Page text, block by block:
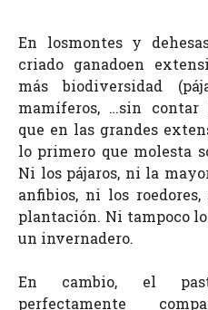
En losmontes y
criado ganadoen
más biodiversidad
mamíferos, …sin contar
que en las grandes
lo primero que molesta
Ni los pájaros, ni la
anfibios, ni los
plantación. Ni tampoco
un invernadero.
En cambio, el
perfectamente